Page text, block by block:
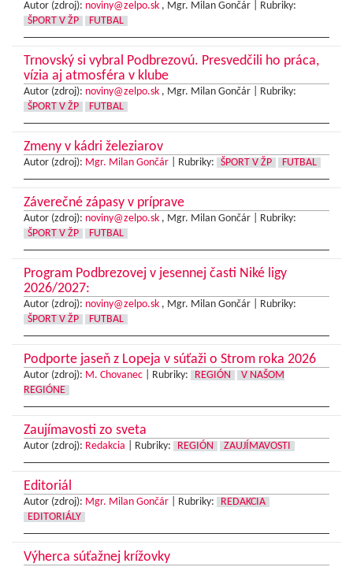
Autor (zdroj): noviny@zelpo.sk , Mgr. Milan Gončár |
Rubriky:
ŠPORT V ŽP
FUTBAL
Trnovský si vybral Podbrezovú. Presvedčili ho práca,
vízia aj atmosféra v klube
Autor (zdroj): noviny@zelpo.sk , Mgr. Milan Gončár |
Rubriky:
ŠPORT V ŽP
FUTBAL
Zmeny v kádri železiarov
Autor (zdroj): Mgr. Milan Gončár Rubriky: ŠPORT V ŽP FUTBAL
Záverečné zápasy v príprave
Autor (zdroj): noviny@zelpo.sk , Mgr. Milan Gončár |
Rubriky:
ŠPORT V ŽP
FUTBAL
Program Podbrezovej v jesennej časti Niké ligy
2026/2027:
Autor (zdroj): noviny@zelpo.sk , Mgr. Milan Gončár |
Rubriky:
ŠPORT V ŽP
FUTBAL
Podporte jaseň z Lopeja v súťaži o Strom roka 2026
Autor (zdroj): M. Chovanec Rubriky: REGIÓN
V NAŠOM
REGIÓNE
Zaujímavosti zo sveta
Autor (zdroj): Redakcia Rubriky: REGIÓN ZAUJÍMAVOSTI
Editoriál
Autor (zdroj): Mgr. Milan Gončár Rubriky:
REDAKCIA
EDITORIÁLY
Výherca súťažnej krížovky